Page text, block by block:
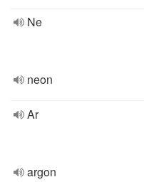
Ne
neon
Ar
argon